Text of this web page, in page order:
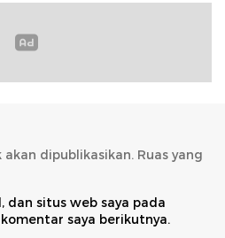
dipublikasikan. Ruas yang
dan situs web saya pada
saya berikutnya.